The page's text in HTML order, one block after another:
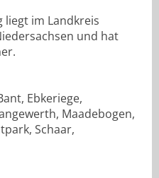
liegt im Landkreis
und hat
Ebkeriege,
Maadebogen,
Schaar,